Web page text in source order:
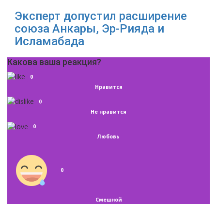
Эксперт допустил расширение
союза Анкары, Эр-Рияда и
Исламабада
Какова ваша реакция?
0
Нравится
0
Не нравится
0
Любовь
0
Смешной